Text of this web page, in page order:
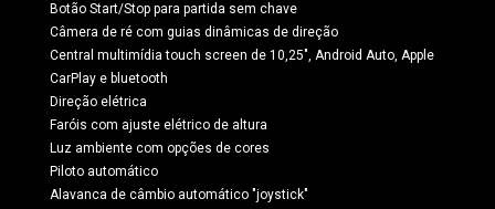
Botão Start/Stop para partida sem chave
Câmera de ré com guias dinâmicas de direção
Central multimídia touch screen de 10,25", Android Auto, Apple
CarPlay e bluetooth
Direção elétrica
Faróis com ajuste elétrico de altura
Luz ambiente com opções de cores
Piloto automático
Alavanca de câmbio automático "joystick"